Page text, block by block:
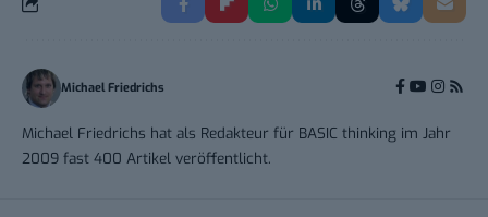
Michael Friedrichs
Michael Friedrichs hat als Redakteur für BASIC thinking im Jahr
2009 fast 400 Artikel veröffentlicht.